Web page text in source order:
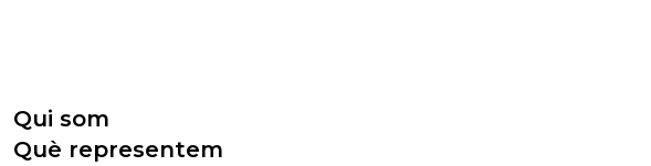
Qui som
Què representem